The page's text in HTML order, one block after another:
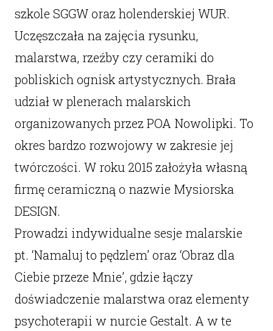
szkole SGGW oraz holenderskiej WUR.
Uczęszczała na zajęcia rysunku,
malarstwa, rzeźby czy ceramiki do
pobliskich ognisk artystycznych. Brała
udział w plenerach malarskich
organizowanych przez POA Nowolipki. To
okres bardzo rozwojowy w zakresie jej
twórczości. W roku 2015 założyła własną
firmę ceramiczną o nazwie Mysiorska
DESIGN.
Prowadzi indywidualne sesje malarskie
pt. ‘Namaluj to pędzlem’ oraz ‘Obraz dla
Ciebie przeze Mnie’, gdzie łączy
doświadczenie malarstwa oraz elementy
psychoterapii w nurcie Gestalt. A w te